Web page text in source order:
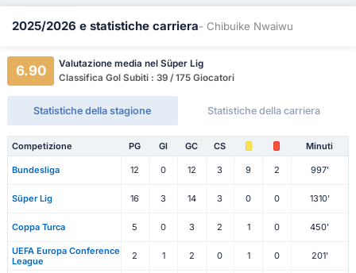
2025/2026 e statistiche carriera- Chibuike Nwaiwu
6.90
Valutazione media nel Süper Lig
Classifica Gol Subiti : 39 / 175 Giocatori
Statistiche della stagione Statistiche della carriera
Competizione PG Gl GC CS Minuti
Bundesliga 12 0 12 3 9 2 997'
Süper Lig 16 3 14 3 0 0 1310'
Coppa Turca 5 0 3 2 1 0 450'
UEFA Europa Conference
League
2 1 2 0 1 0 201'